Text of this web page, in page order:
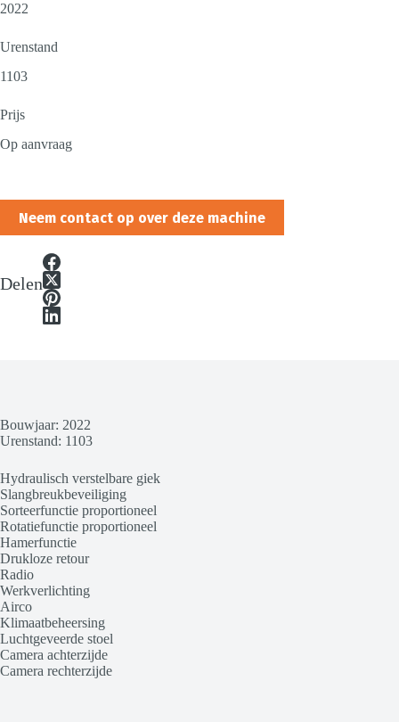
2022
Urenstand
1103
Prijs
Op aanvraag
Neem contact op over deze machine
Delen
Bouwjaar: 2022
Urenstand: 1103
Hydraulisch verstelbare giek
Slangbreukbeveiliging
Sorteerfunctie proportioneel
Rotatiefunctie proportioneel
Hamerfunctie
Drukloze retour
Radio
Werkverlichting
Airco
Klimaatbeheersing
Luchtgeveerde stoel
Camera achterzijde
Camera rechterzijde